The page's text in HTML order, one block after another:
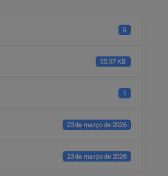
5
55.97 KB
1
23 de março de 2026
23 de março de 2026